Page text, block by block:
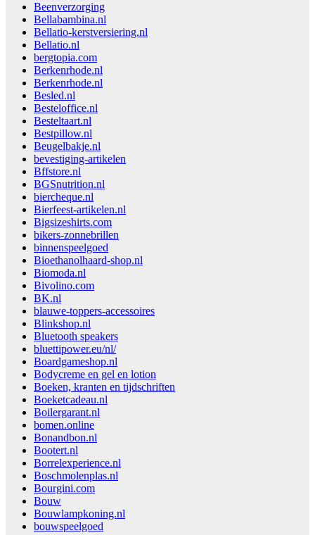
Beenverzorging
Bellabambina.nl
Bellatio-kerstversiering.nl
Bellatio.nl
bergtopia.com
Berkenrhode.nl
Berkenrhode.nl
Besled.nl
Besteloffice.nl
Besteltaart.nl
Bestpillow.nl
Beugelbakje.nl
bevestiging-artikelen
Bffstore.nl
BGSnutrition.nl
biercheque.nl
Bierfeest-artikelen.nl
Bigsizeshirts.com
bikers-zonnebrillen
binnenspeelgoed
Bioethanolhaard-shop.nl
Biomoda.nl
Bivolino.com
BK.nl
blauwe-toppers-accessoires
Blinkshop.nl
Bluetooth speakers
bluettipower.eu/nl/
Boardgameshop.nl
Bodycreme en gel en lotion
Boeken, kranten en tijdschriften
Boeketcadeau.nl
Boilergarant.nl
bomen.online
Bonandbon.nl
Bootert.nl
Borrelexperience.nl
Boschmolenplas.nl
Bourgini.com
Bouw
Bouwlampkoning.nl
bouwspeelgoed